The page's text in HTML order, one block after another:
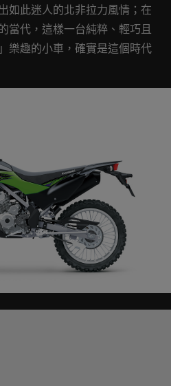
如此迷人的北非拉力風情；在
當代，這樣一台純粹、輕巧且
樂趣的小車，確實是這個時代